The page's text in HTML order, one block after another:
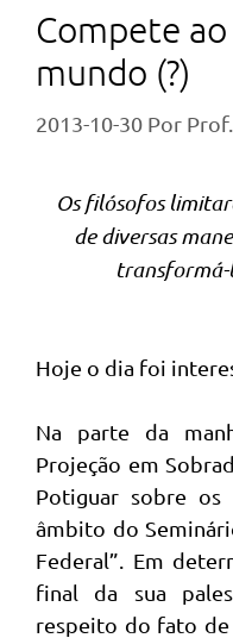
Compete
mundo (?)
2013-10-30 Por
Os filósofos
de diversas
transformá-
Hoje o dia foi
Na parte da
Projeção em
Potiguar sobre os
âmbito do
Federal”. Em
final da sua
respeito do fato